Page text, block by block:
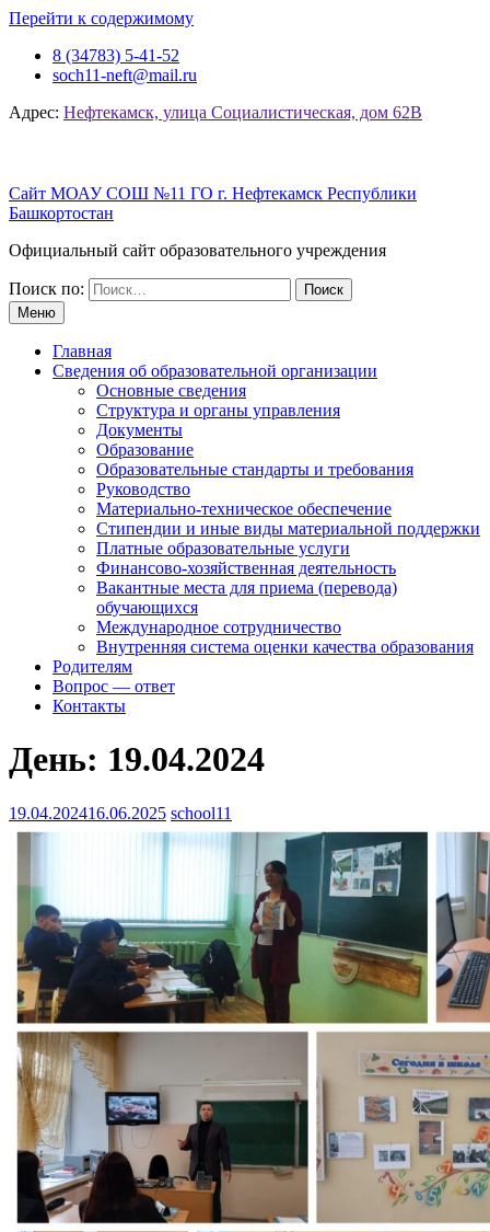
Перейти к содержимому
8 (34783) 5-41-52
soch11-neft@mail.ru
Адрес: Нефтекамск, улица Социалистическая, дом 62В
Сайт МОАУ СОШ №11 ГО г. Нефтекамск Республики
Башкортостан
Официальный сайт образовательного учреждения
Поиск по:
Меню
Главная
Сведения об образовательной организации
Основные сведения
Структура и органы управления
Документы
Образование
Образовательные стандарты и требования
Руководство
Материально-техническое обеспечение
Стипендии и иные виды материальной поддержки
Платные образовательные услуги
Финансово-хозяйственная деятельность
Вакантные места для приема (перевода)
обучающихся
Международное сотрудничество
Внутренняя система оценки качества образования
Родителям
Вопрос — ответ
Контакты
День: 19.04.2024
19.04.202416.06.2025 school11